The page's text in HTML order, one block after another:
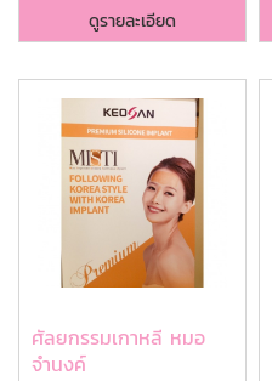
ดูรายละเอียด
ศัลยกรรมเกาหลี หมอ
จำนงค์